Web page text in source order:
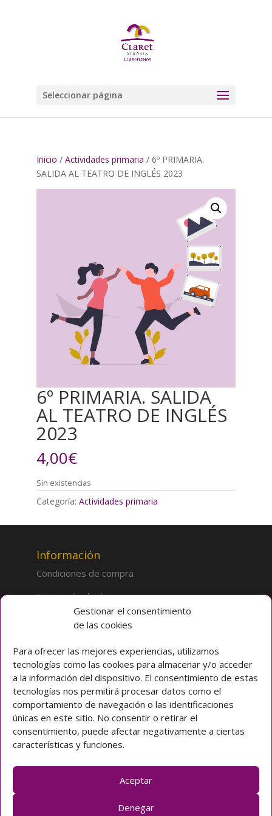
Gestionar el consentimiento
de las cookies
Para ofrecer las mejores experiencias, utilizamos
tecnologías como las cookies para almacenar y/o acceder
a la información del dispositivo. El consentimiento de estas
tecnologías nos permitirá procesar datos como el
comportamiento de navegación o las identificaciones
únicas en este sitio. No consentir o retirar el
consentimiento, puede afectar negativamente a ciertas
características y funciones.
Aceptar
Denegar
Seleccionar página
Inicio / Actividades primaria / 6º PRIMARIA.
SALIDA AL TEATRO DE INGLÉS 2023
6º PRIMARIA. SALIDA
AL TEATRO DE INGLÉS
2023
4,00€
Sin existencias
Categoría: Actividades primaria
Información
Condiciones de compra
Protección de datos
Sobre la tienda
Inicio
Mi cuenta
Preguntas frecuentes
Colegio CLARET
Avda. Padre Claret 3 40003 Segovia (ESPAÑA)
Teléfono: [+34] 921 42 03 00
Email: colegio@claretsegovia.es